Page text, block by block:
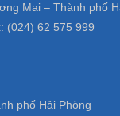
Mai – Thành phố
62 575 999
phố Hải Phòng